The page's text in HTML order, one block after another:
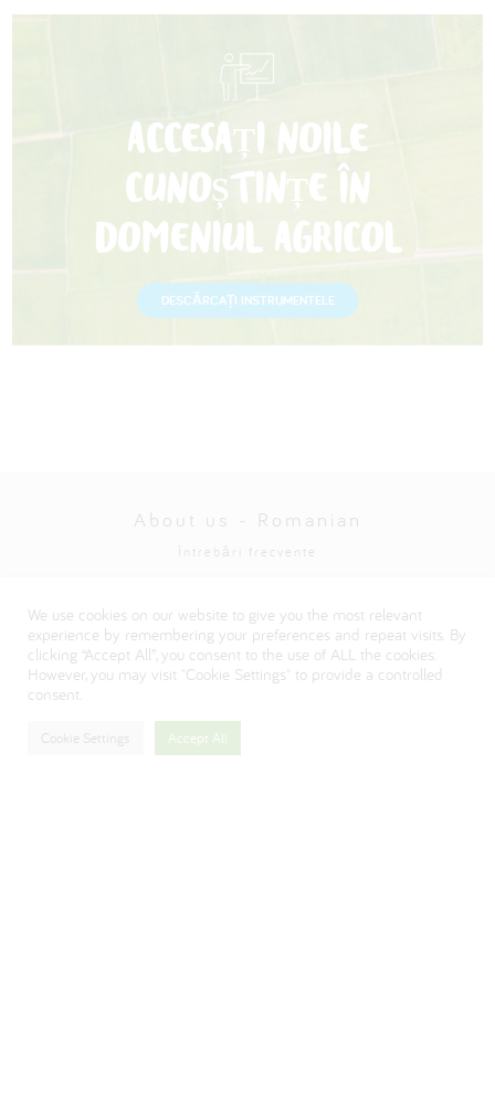
ACCESAȚI NOILE
CUNOȘTINȚE ÎN
DOMENIUL AGRICOL
DESCĂRCAȚI INSTRUMENTELE
About us - Romanian
Întrebări frecvente
Visit our Danone corporate website
We use cookies on our website to give you the most relevant
experience by remembering your preferences and repeat visits. By
clicking “Accept All”, you consent to the use of ALL the cookies.
However, you may visit "Cookie Settings" to provide a controlled
consent.
Cookie Settings Accept All